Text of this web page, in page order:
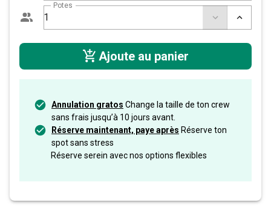
Potes
Ajoute au panier
Annulation gratos Change la taille de ton crew
sans frais jusqu’à 10 jours avant.
Réserve maintenant, paye après Réserve ton
spot sans stress
Réserve serein avec nos options flexibles